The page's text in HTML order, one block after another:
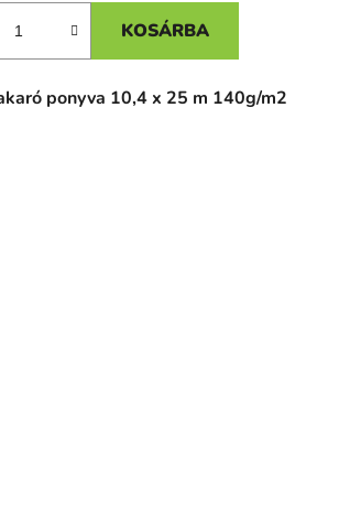
KOSÁRBA
ponyva 10,4 x 25 m 140g/m2